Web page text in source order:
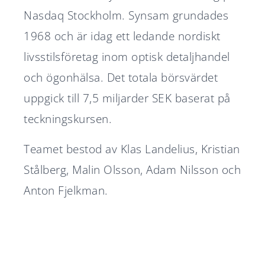
Nasdaq Stockholm. Synsam grundades
1968 och är idag ett ledande nordiskt
livsstilsföretag inom optisk detaljhandel
och ögonhälsa. Det totala börsvärdet
uppgick till 7,5 miljarder SEK baserat på
teckningskursen.
Teamet bestod av Klas Landelius, Kristian
Stålberg, Malin Olsson, Adam Nilsson och
Anton Fjelkman.